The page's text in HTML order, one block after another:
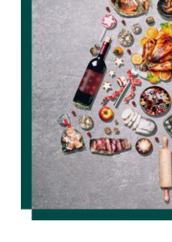
2024 – ein Jahr
„Gutes aus